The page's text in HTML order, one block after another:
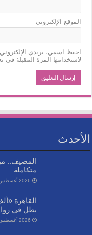
الموقع الإلكتروني
احفظ اسمي، بريدي
لاستخدامها المرة المقبلة في
الأحدث
المصيف..
متكاملة
2026 أغسطس 06
القاهرة
بطل في
2026 أغسطس 05